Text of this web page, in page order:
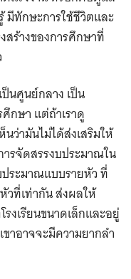
มีทักษะการใช้ชีวิตและ
ร้างของการศึกษาที่
นศูนย์กลาง เป็น
กษา แต่ถ้าเราดู
ว่ามันไม่ได้ส่งเสริมให้
รจัดสรรงบประมาณใน
ระมาณแบบรายหัว ที่
วที่เท่ากัน ส่งผลให้
งเรียนขนาดเล็กและอยู่
าอาจจะมีความยากลํา